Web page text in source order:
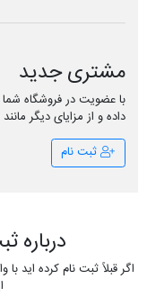
مشتری جدید
با عضویت در فروشگاه
داده و از مزایای دیگر
ثبت نام
درباره
اگر قبلاً ثبت نام کرده اید